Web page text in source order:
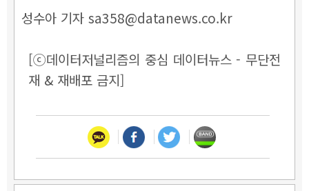
성수아 기자 sa358@datanews.co.kr
[ⓒ데이터저널리즘의 중심 데이터뉴스 - 무단전
재 & 재배포 금지]